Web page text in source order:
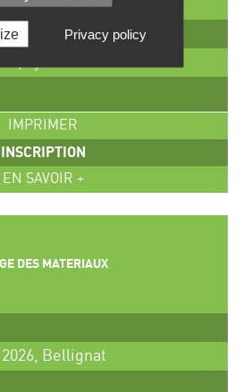
Lyon
IMPRIMER
INSCRIPTION
EN SAVOIR +
DES MATERIAUX
Bellignat
Privacy policy